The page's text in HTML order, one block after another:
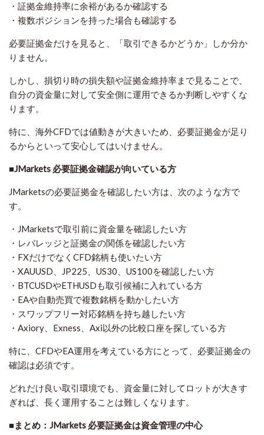
・証拠金維持率に余裕があるか確認する
・複数ポジションを持った場合も確認する
必要証拠金だけを見ると、「取引できるかどうか」しか分か
りません。
しかし、損切り時の損失額や証拠金維持率まで見ることで、
自分の資金量に対して安全側に運用できるか判断しやすくな
ります。
特に、海外CFDでは値動きが大きいため、必要証拠金が足り
るからといって安心してはいけません。
■JMarkets 必要証拠金確認が向いている方
JMarketsの必要証拠金を確認したい方は、次のような方で
す。
・JMarketsで取引前に資金量を確認したい方
・レバレッジと証拠金の関係を確認したい方
・FXだけでなくCFD銘柄も使いたい方
・XAUUSD、JP225、US30、US100を確認したい方
・BTCUSDやETHUSDも取引候補に入れている方
・EAや自動売買で複数銘柄を動かしたい方
・スワップフリー対応銘柄を持ち越したい方
・Axiory、Exness、Axi以外の比較口座を探している方
特に、CFDやEA運用を考えている方にとって、必要証拠金の
確認は必須です。
どれだけ良い取引環境でも、資金量に対してロットが大きす
ぎれば、長く運用することは難しくなります。
■まとめ：JMarkets 必要証拠金は資金管理の中心